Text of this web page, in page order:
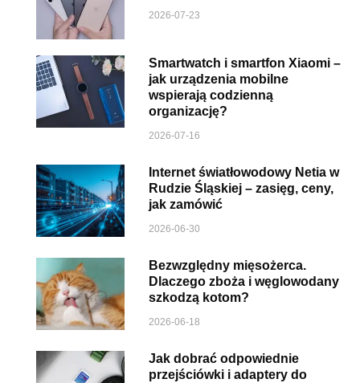
2026-07-23
Smartwatch i smartfon Xiaomi –
jak urządzenia mobilne
wspierają codzienną
organizację?
2026-07-16
Internet światłowodowy Netia w
Rudzie Śląskiej – zasięg, ceny,
jak zamówić
2026-06-30
Bezwzględny mięsożerca.
Dlaczego zboża i węglowodany
szkodzą kotom?
2026-06-18
Jak dobrać odpowiednie
przejściówki i adaptery do